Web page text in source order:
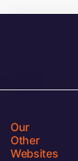
Our
Other
Websites